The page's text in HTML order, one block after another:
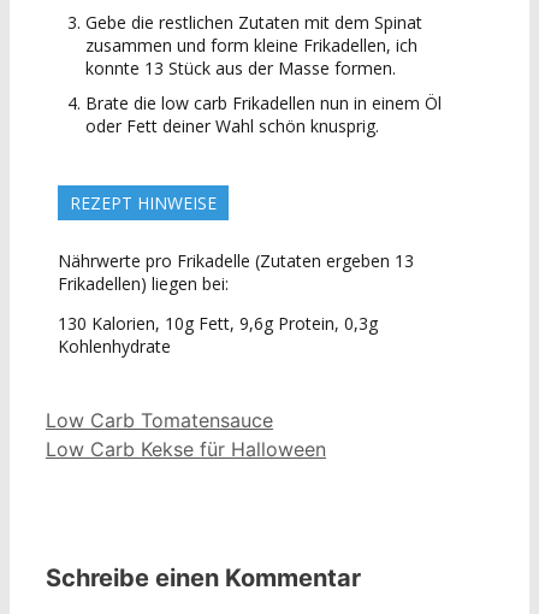
Gebe die restlichen Zutaten mit dem Spinat
zusammen und form kleine Frikadellen, ich
konnte 13 Stück aus der Masse formen.
Brate die low carb Frikadellen nun in einem Öl
oder Fett deiner Wahl schön knusprig.
REZEPT HINWEISE
Nährwerte pro Frikadelle (Zutaten ergeben 13
Frikadellen) liegen bei:
130 Kalorien, 10g Fett, 9,6g Protein, 0,3g
Kohlenhydrate
Low Carb Tomatensauce
Low Carb Kekse für Halloween
Schreibe einen Kommentar